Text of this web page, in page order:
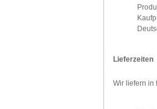
Lieferzeiten
Wir liefern in